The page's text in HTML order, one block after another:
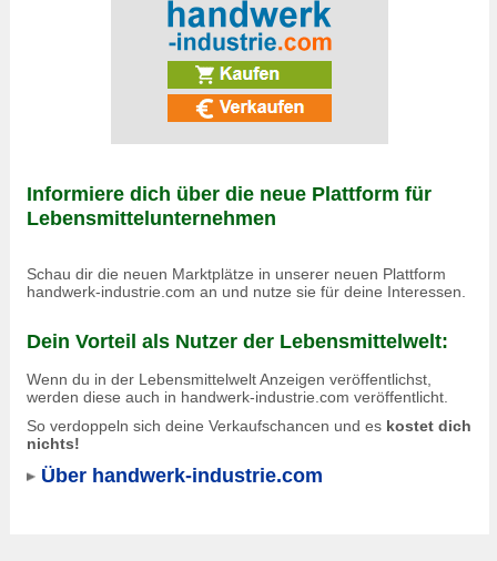
Informiere dich über die neue Plattform für
Lebensmittelunternehmen
Schau dir die neuen Marktplätze in unserer neuen Plattform
handwerk-industrie.com an und nutze sie für deine Interessen.
Dein Vorteil als Nutzer der Lebensmittelwelt:
Wenn du in der Lebensmittelwelt Anzeigen veröffentlichst,
werden diese auch in handwerk-industrie.com veröffentlicht.
So verdoppeln sich deine Verkaufschancen und es kostet dich
nichts!
Über handwerk-industrie.com